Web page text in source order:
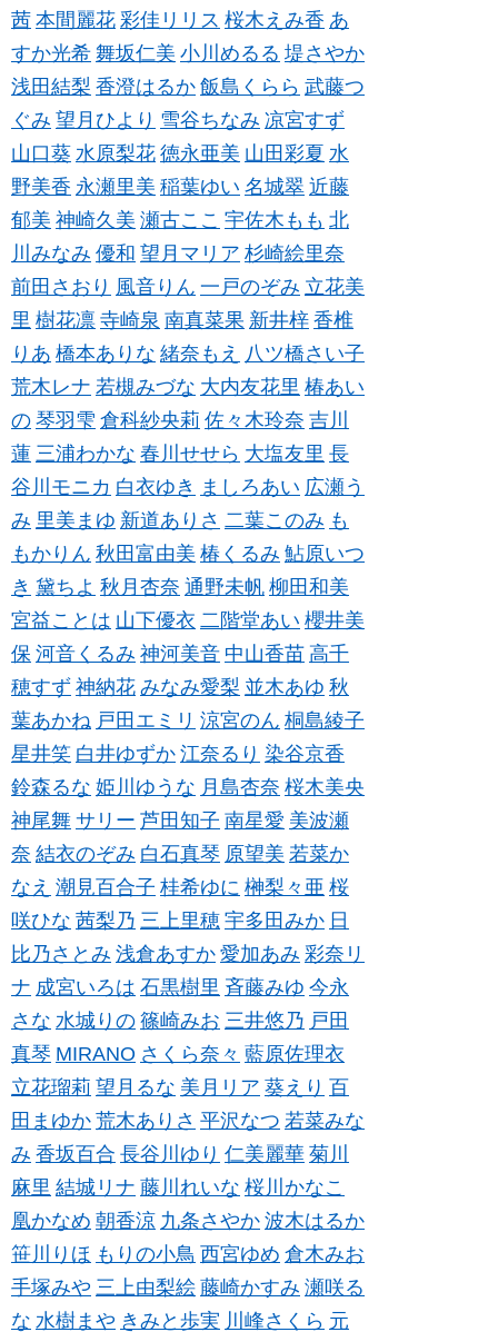
茜 本間麗花 彩佳リリス 桜木えみ香 あ
すか光希 舞坂仁美 小川めるる 堤さやか
浅田結梨 香澄はるか 飯島くらら 武藤つ
ぐみ 望月ひより 雪谷ちなみ 凉宮すず
山口葵 水原梨花 徳永亜美 山田彩夏 水
野美香 永瀬里美 稲葉ゆい 名城翠 近藤
郁美 神崎久美 瀬古ここ 宇佐木もも 北
川みなみ 優和 望月マリア 杉崎絵里奈
前田さおり 風音りん 一戸のぞみ 立花美
里 樹花凛 寺崎泉 南真菜果 新井梓 香椎
りあ 橋本ありな 緒奈もえ 八ツ橋さい子
荒木レナ 若槻みづな 大内友花里 椿あい
の 琴羽雫 倉科紗央莉 佐々木玲奈 吉川
蓮 三浦わかな 春川せせら 大塩友里 長
谷川モニカ 白衣ゆき ましろあい 広瀬う
み 里美まゆ 新道ありさ 二葉このみ も
もかりん 秋田富由美 椿くるみ 鮎原いつ
き 黛ちよ 秋月杏奈 通野未帆 柳田和美
宮益ことは 山下優衣 二階堂あい 櫻井美
保 河音くるみ 神河美音 中山香苗 高千
穂すず 神納花 みなみ愛梨 並木あゆ 秋
葉あかね 戸田エミリ 涼宮のん 桐島綾子
星井笑 白井ゆずか 江奈るり 染谷京香
鈴森るな 姫川ゆうな 月島杏奈 桜木美央
神尾舞 サリー 芦田知子 南星愛 美波瀬
奈 結衣のぞみ 白石真琴 原望美 若菜か
なえ 潮見百合子 桂希ゆに 榊梨々亜 桜
咲ひな 茜梨乃 三上里穂 宇多田みか 日
比乃さとみ 浅倉あすか 愛加あみ 彩奈リ
ナ 成宮いろは 石黒樹里 斉藤みゆ 今永
さな 水城りの 篠崎みお 三井悠乃 戸田
真琴 MIRANO さくら奈々 藍原佐理衣
立花瑠莉 望月るな 美月リア 葵えり 百
田まゆか 荒木ありさ 平沢なつ 若菜みな
み 香坂百合 長谷川ゆり 仁美麗華 菊川
麻里 結城リナ 藤川れいな 桜川かなこ
凰かなめ 朝香涼 九条さやか 波木はるか
笹川りほ もりの小鳥 西宮ゆめ 倉木みお
手塚みや 三上由梨絵 藤崎かすみ 瀬咲る
な 水樹まや きみと歩実 川峰さくら 元